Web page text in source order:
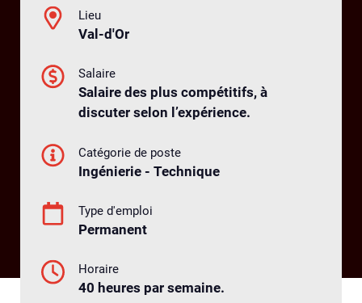
Lieu
Val-d'Or
Salaire
Salaire des plus compétitifs, à
discuter selon l’expérience.
Catégorie de poste
Ingénierie - Technique
Type d'emploi
Permanent
Horaire
40 heures par semaine.